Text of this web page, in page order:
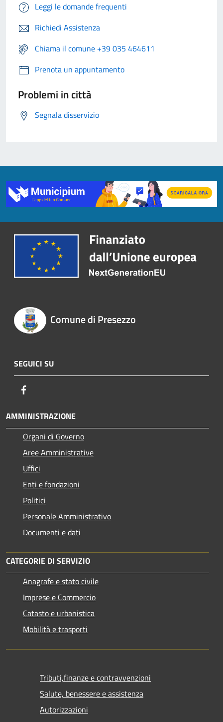
Leggi le domande frequenti
Richiedi Assistenza
Chiama il comune +39 035 464611
Prenota un appuntamento
Problemi in città
Segnala disservizio
Comune di Presezzo
SEGUICI SU
AMMINISTRAZIONE
Organi di Governo
Aree Amministrative
Uffici
Enti e fondazioni
Politici
Personale Amministrativo
Documenti e dati
CATEGORIE DI SERVIZIO
Anagrafe e stato civile
Imprese e Commercio
Catasto e urbanistica
Mobilità e trasporti
Tributi,finanze e contravvenzioni
Salute, benessere e assistenza
Autorizzazioni